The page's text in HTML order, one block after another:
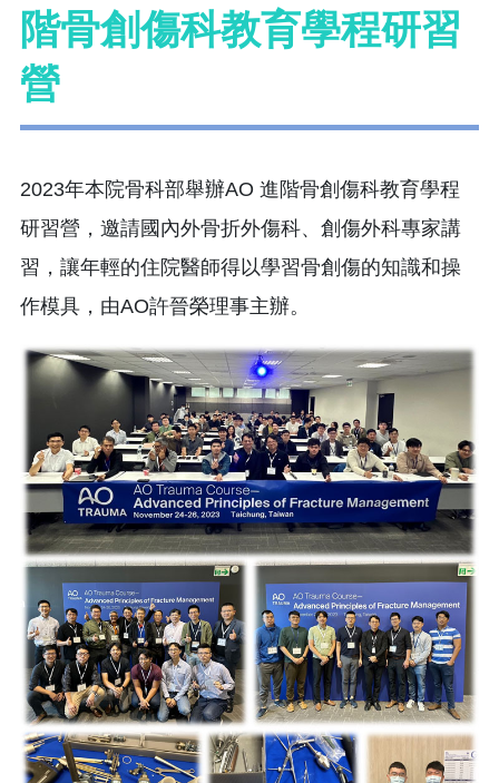
階骨創傷科教育學程研習
營
2023年本院骨科部舉辦AO 進階骨創傷科教育學程
研習營，邀請國內外骨折外傷科、創傷外科專家講
習，讓年輕的住院醫師得以學習骨創傷的知識和操
作模具，由AO許晉榮理事主辦。